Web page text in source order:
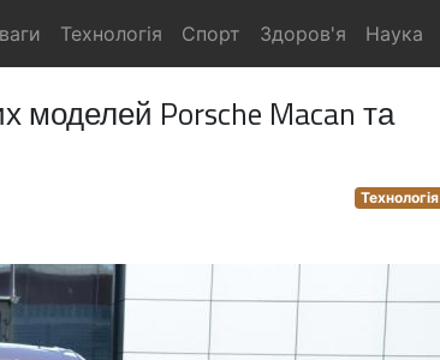
Технологія Спорт Здоров'я Наука
моделей Porsche Macan та
Технологія